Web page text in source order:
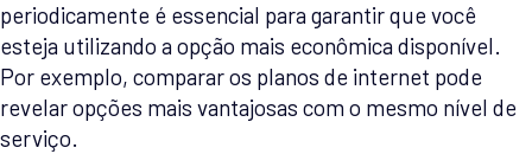
periodicamente é essencial para garantir que você
esteja utilizando a opção mais econômica disponível.
Por exemplo, comparar os planos de internet pode
revelar opções mais vantajosas com o mesmo nível de
serviço.